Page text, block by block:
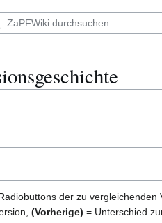
der zu
(Vorherige) = Unterschied